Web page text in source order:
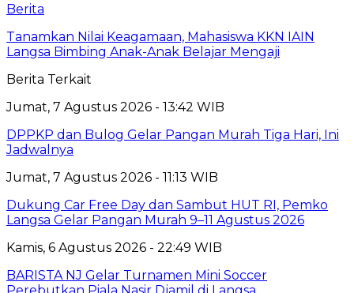
Berita
Tanamkan Nilai Keagamaan, Mahasiswa KKN IAIN
Langsa Bimbing Anak-Anak Belajar Mengaji
Berita Terkait
Jumat, 7 Agustus 2026 - 13:42 WIB
DPPKP dan Bulog Gelar Pangan Murah Tiga Hari, Ini
Jadwalnya
Jumat, 7 Agustus 2026 - 11:13 WIB
Dukung Car Free Day dan Sambut HUT RI, Pemko
Langsa Gelar Pangan Murah 9–11 Agustus 2026
Kamis, 6 Agustus 2026 - 22:49 WIB
BARISTA NJ Gelar Turnamen Mini Soccer